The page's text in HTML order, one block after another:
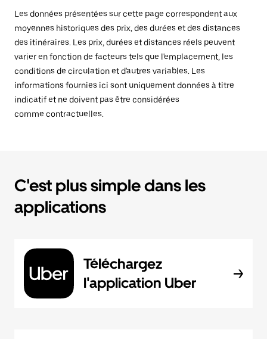
Les données présentées sur cette page correspondent aux
moyennes historiques des prix, des durées et des distances
des itinéraires. Les prix, durées et distances réels peuvent
varier en fonction de facteurs tels que l'emplacement, les
conditions de circulation et d'autres variables. Les
informations fournies ici sont uniquement données à titre
indicatif et ne doivent pas être considérées
comme contractuelles.
C'est plus simple dans les
applications
Téléchargez
l'application Uber